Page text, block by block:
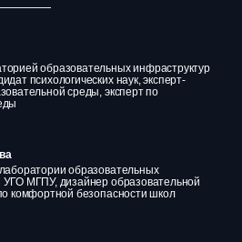
образовательных инфраструктур
психологических наук, эксперт-
среды, эксперт по
образовательных
МГПУ, дизайнер образовательной
комфортной безопасности школ